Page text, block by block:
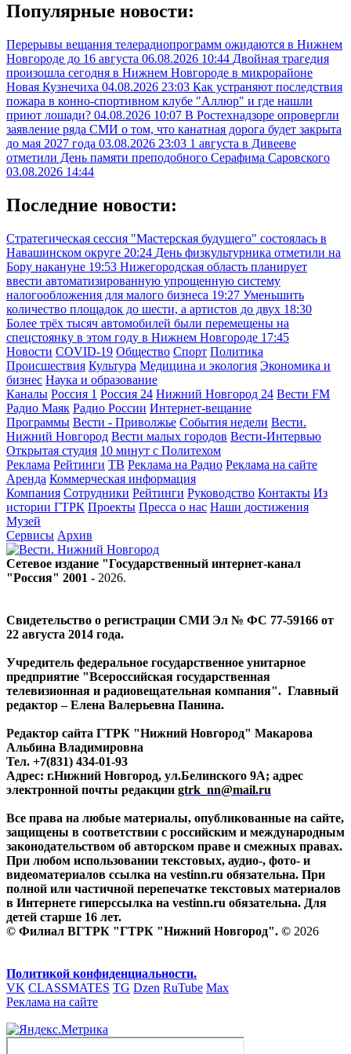
Популярные новости:
Перерывы вещания телерадиопрограмм ожидаются в Нижнем
Новгороде до 16 августа 06.08.2026 10:44 Двойная трагедия
произошла сегодня в Нижнем Новгороде в микрорайоне
Новая Кузнечиха 04.08.2026 23:03 Как устраняют последствия
пожара в конно-спортивном клубе "Аллюр" и где нашли
приют лошади? 04.08.2026 10:07 В Ростехнадзоре опровергли
заявление ряда СМИ о том, что канатная дорога будет закрыта
до мая 2027 года 03.08.2026 23:03 1 августа в Дивееве
отметили День памяти преподобного Серафима Саровского
03.08.2026 14:44
Последние новости:
Стратегическая сессия "Мастерская будущего" состоялась в
Навашинском округе 20:24 День физкультурника отметили на
Бору накануне 19:53 Нижегородская область планирует
ввести автоматизированную упрощенную систему
налогообложения для малого бизнеса 19:27 Уменьшить
количество площадок до шести, а артистов до двух 18:30
Более трёх тысяч автомобилей были перемещены на
спецстоянку в этом году в Нижнем Новгороде 17:45
Новости COVID-19 Общество Спорт Политика
Происшествия Культура Медицина и экология Экономика и
бизнес Наука и образование
Каналы Россия 1 Россия 24 Нижний Новгород 24 Вести FM
Радио Маяк Радио России Интернет-вещание
Программы Вести - Приволжье События недели Вести.
Нижний Новгород Вести малых городов Вести-Интервью
Открытая студия 10 минут с Политехом
Реклама Рейтинги ТВ Реклама на Радио Реклама на сайте
Аренда Коммерческая информация
Компания Сотрудники Рейтинги Руководство Контакты Из
истории ГТРК Проекты Пресса о нас Наши достижения
Музей
Сервисы Архив
Сетевое издание "Государственный интернет-канал
"Россия" 2001 - 2026.
Свидетельство о регистрации СМИ Эл № ФС 77-59166 от
22 августа 2014 года.
Учредитель федеральное государственное унитарное
предприятие "Всероссийская государственная
телевизионная и радиовещательная компания". Главный
редактор – Елена Валерьевна Панина.
Редактор сайта ГТРК "Нижний Новгород" Макарова
Альбина Владимировна
Тел. +7(831) 434-01-93
Адрес: г.Нижний Новгород, ул.Белинского 9А; адрес
электронной почты редакции gtrk_nn@mail.ru
Все права на любые материалы, опубликованные на сайте,
защищены в соответствии с российским и международным
законодательством об авторском праве и смежных правах.
При любом использовании текстовых, аудио-, фото- и
видеоматериалов ссылка на vestinn.ru обязательна. При
полной или частичной перепечатке текстовых материалов
в Интернете гиперссылка на vestinn.ru обязательна. Для
детей старше 16 лет.
© Филиал ВГТРК "ГТРК "Нижний Новгород". © 2026
Политикой конфиденциальности.
VK CLASSMATES TG Dzen RuTube Max
Реклама на сайте